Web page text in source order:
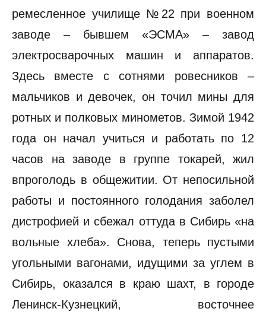
ремесленное училище №22 при военном
заводе – бывшем «ЭСМА» – завод
электросварочных машин и аппаратов.
Здесь вместе с сотнями ровесников –
мальчиков и девочек, он точил мины для
ротных и полковых минометов. Зимой 1942
года он начал учиться и работать по 12
часов на заводе в группе токарей, жил
впроголодь в общежитии. От непосильной
работы и постоянного голодания заболел
дистрофией и сбежал оттуда в Сибирь «на
вольные хлеба». Снова, теперь пустыми
угольными вагонами, идущими за углем в
Сибирь, оказался в краю шахт, в городе
Ленинск-Кузнецкий, восточнее